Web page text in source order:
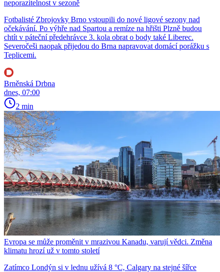
neporazitelnost v sezoně
Fotbalisté Zbrojovky Brno vstoupili do nové ligové sezony nad
očekávání. Po výhře nad Spartou a remíze na hřišti Plzně budou
chtít v páteční předehrávce 3. kola obrat o body také Liberec.
Severočeši naopak přijedou do Brna napravovat domácí porážku s
Teplicemi.
Brněnská Drbna
dnes, 07:00
2 min
Evropa se může proměnit v mrazivou Kanadu, varují vědci. Změna
klimatu hrozí už v tomto století
Zatímco Londýn si v lednu užívá 8 °C, Calgary na stejné šířce